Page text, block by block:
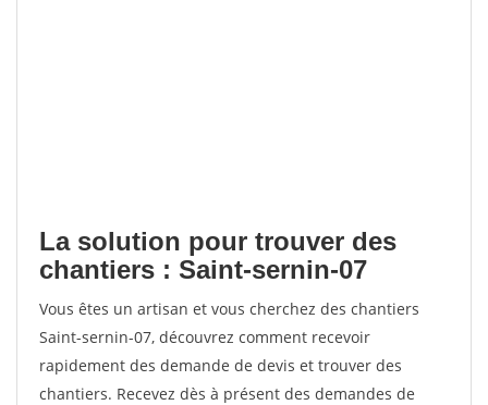
La solution pour trouver des
chantiers : Saint-sernin-07
Vous êtes un artisan et vous cherchez des chantiers
Saint-sernin-07, découvrez comment recevoir
rapidement des demande de devis et trouver des
chantiers. Recevez dès à présent des demandes de